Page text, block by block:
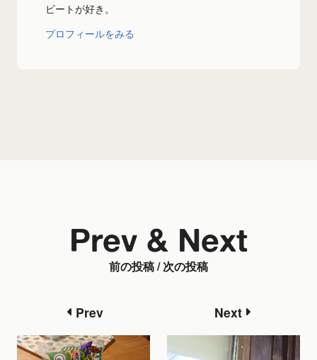
ビートが好き。
プロフィールをみる
前の投稿 / 次の投稿
Prev & Next
Prev Next